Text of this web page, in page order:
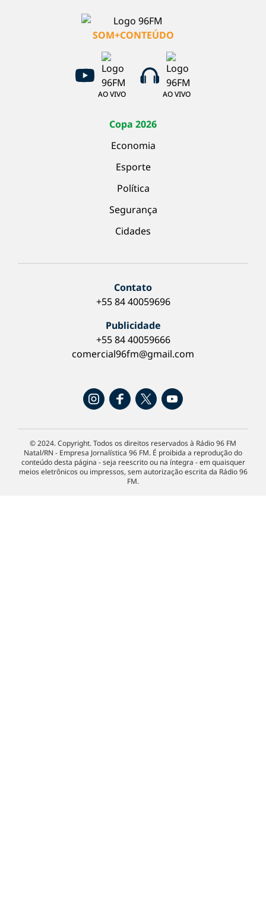
SOM+CONTEÚDO
AO VIVO AO VIVO
Copa 2026
Economia
Esporte
Política
Segurança
Cidades
Contato
+55 84 40059696
Publicidade
+55 84 40059666
comercial96fm@gmail.com
© 2024. Copyright. Todos os direitos reservados à Rádio 96 FM
Natal/RN - Empresa Jornalística 96 FM. É proibida a reprodução do
conteúdo desta página - seja reescrito ou na íntegra - em quaisquer
meios eletrônicos ou impressos, sem autorização escrita da Rádio 96
FM.